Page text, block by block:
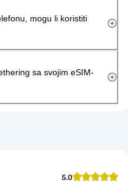
mogu li koristiti
sa svojim eSIM-
5.0